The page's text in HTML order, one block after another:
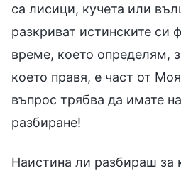
са лисици, кучета или
разкриват истинските си
време, което определям,
което правя, е част от
въпрос трябва да имате
разбиране!
Наистина ли разбираш за